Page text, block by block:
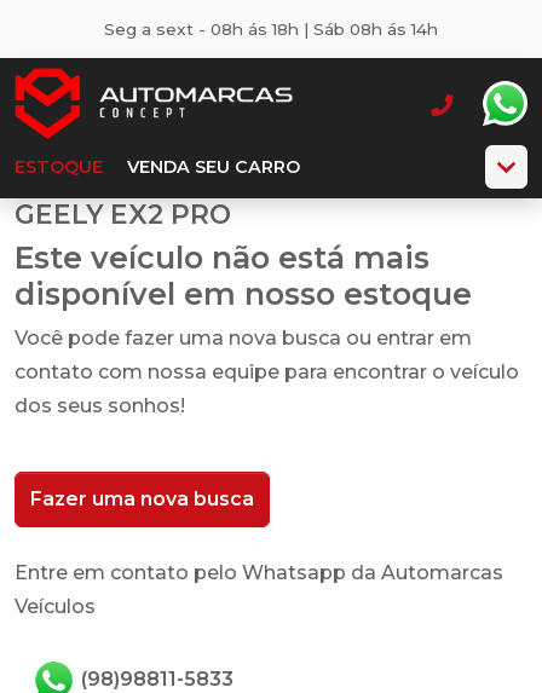
Seg a sext - 08h ás 18h | Sáb 08h ás 14h
ESTOQUE VENDA SEU CARRO
GEELY EX2 PRO
Este veículo não está mais
disponível em nosso estoque
Você pode fazer uma nova busca ou entrar em
contato com nossa equipe para encontrar o veículo
dos seus sonhos!
Fazer uma nova busca
Entre em contato pelo Whatsapp da Automarcas
Veículos
(98)98811-5833